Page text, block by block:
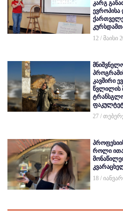
კარგ
ევროპისა
12 / მაისი
კავშირი
წვლილის
27 /
როლი
18 /